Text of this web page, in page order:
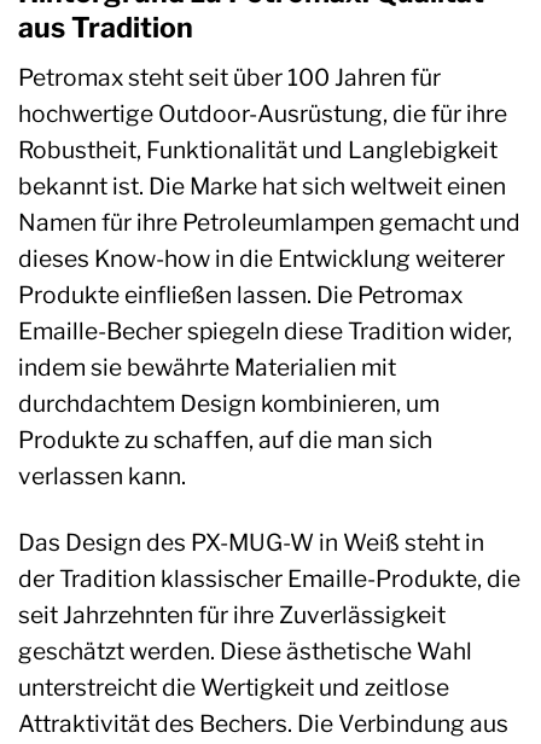
aus Tradition
Petromax steht seit über 100 Jahren für
hochwertige Outdoor-Ausrüstung, die für ihre
Robustheit, Funktionalität und Langlebigkeit
bekannt ist. Die Marke hat sich weltweit einen
Namen für ihre Petroleumlampen gemacht und
dieses Know-how in die Entwicklung weiterer
Produkte einfließen lassen. Die Petromax
Emaille-Becher spiegeln diese Tradition wider,
indem sie bewährte Materialien mit
durchdachtem Design kombinieren, um
Produkte zu schaffen, auf die man sich
verlassen kann.
Das Design des PX-MUG-W in Weiß steht in
der Tradition klassischer Emaille-Produkte, die
seit Jahrzehnten für ihre Zuverlässigkeit
geschätzt werden. Diese ästhetische Wahl
unterstreicht die Wertigkeit und zeitlose
Attraktivität des Bechers. Die Verbindung aus